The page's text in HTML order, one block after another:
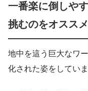
一番楽に倒しや
挑むのをオススメ
地中を這う巨大なワ
化された姿をしていま